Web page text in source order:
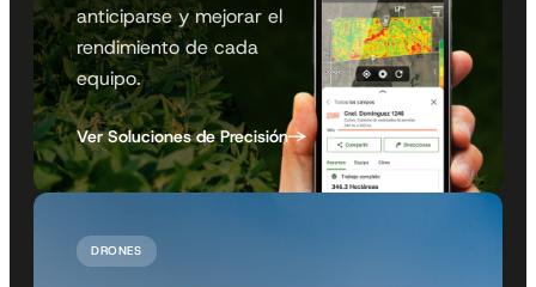
anticiparse y mejorar el
rendimiento de cada
equipo.
Ver Soluciones de Precisión
DRONES